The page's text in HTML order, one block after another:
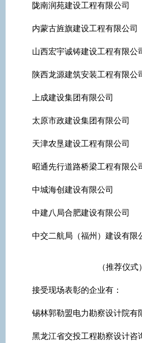
陇南润苑建设工程有限公司
内蒙古旌旗建设工程有限公司
山西宏宇诚铸建设工程有限公
陕西龙源建筑安装工程有限公
上成建设集团有限公司
太原市政建设集团有限公司
天津农垦建设工程有限公司
昭通先行道路桥梁工程有限公
中城海创建设有限公司
中建八局合肥建设有限公司
中交二航局（福州）建设有限
（推荐仪式）
接受现场表彰的企业有：
锡林郭勒盟电力勘察设计院有
黑龙江省交投工程勘察设计咨